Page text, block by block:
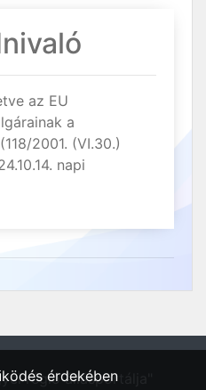
az EU
a
2001. (VI.30.)
napi
régió állásportálja"
érdekében